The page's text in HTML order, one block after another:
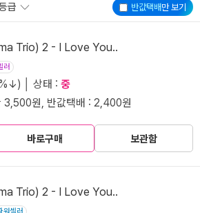
반값택배만 보기
급
Trio) 2 - I Love You..
러
│ 상태 : 중
3,500원, 반값택배 : 2,400원
바로구매 보관함
Trio) 2 - I Love You..